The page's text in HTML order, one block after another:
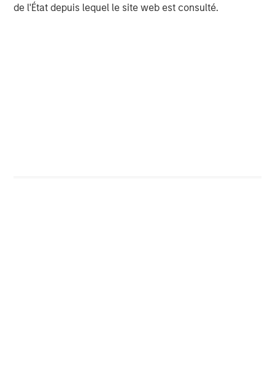
de l'État depuis lequel le site web est consulté.